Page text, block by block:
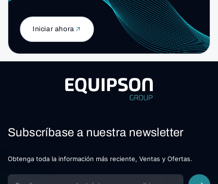
Iniciar ahora
Subscríbase a nuestra newsletter
Obtenga toda la información más reciente, Ventas y Ofertas.